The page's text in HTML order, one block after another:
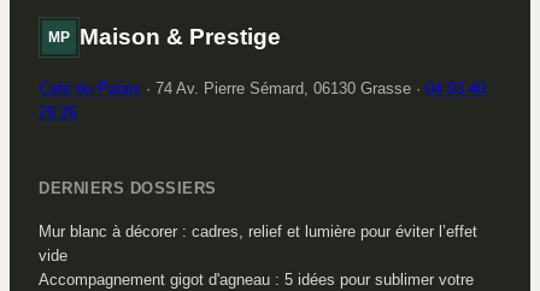
MP Maison & Prestige
Café du Palais · 74 Av. Pierre Sémard, 06130 Grasse · 04 93 40
29 26
DERNIERS DOSSIERS
Mur blanc à décorer : cadres, relief et lumière pour éviter l’effet
vide
Accompagnement gigot d'agneau : 5 idées pour sublimer votre